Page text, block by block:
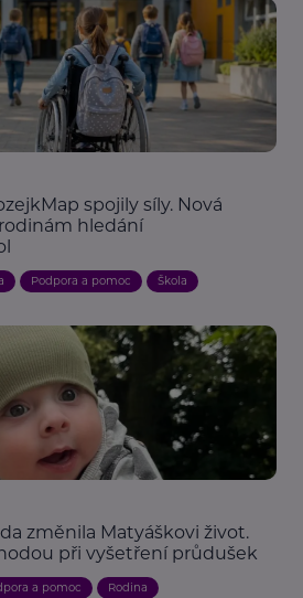
spojily síly. Nová
hledání
Podpora a pomoc Škola
změnila Matyáškovi život.
při vyšetření průdušek
a pomoc Rodina